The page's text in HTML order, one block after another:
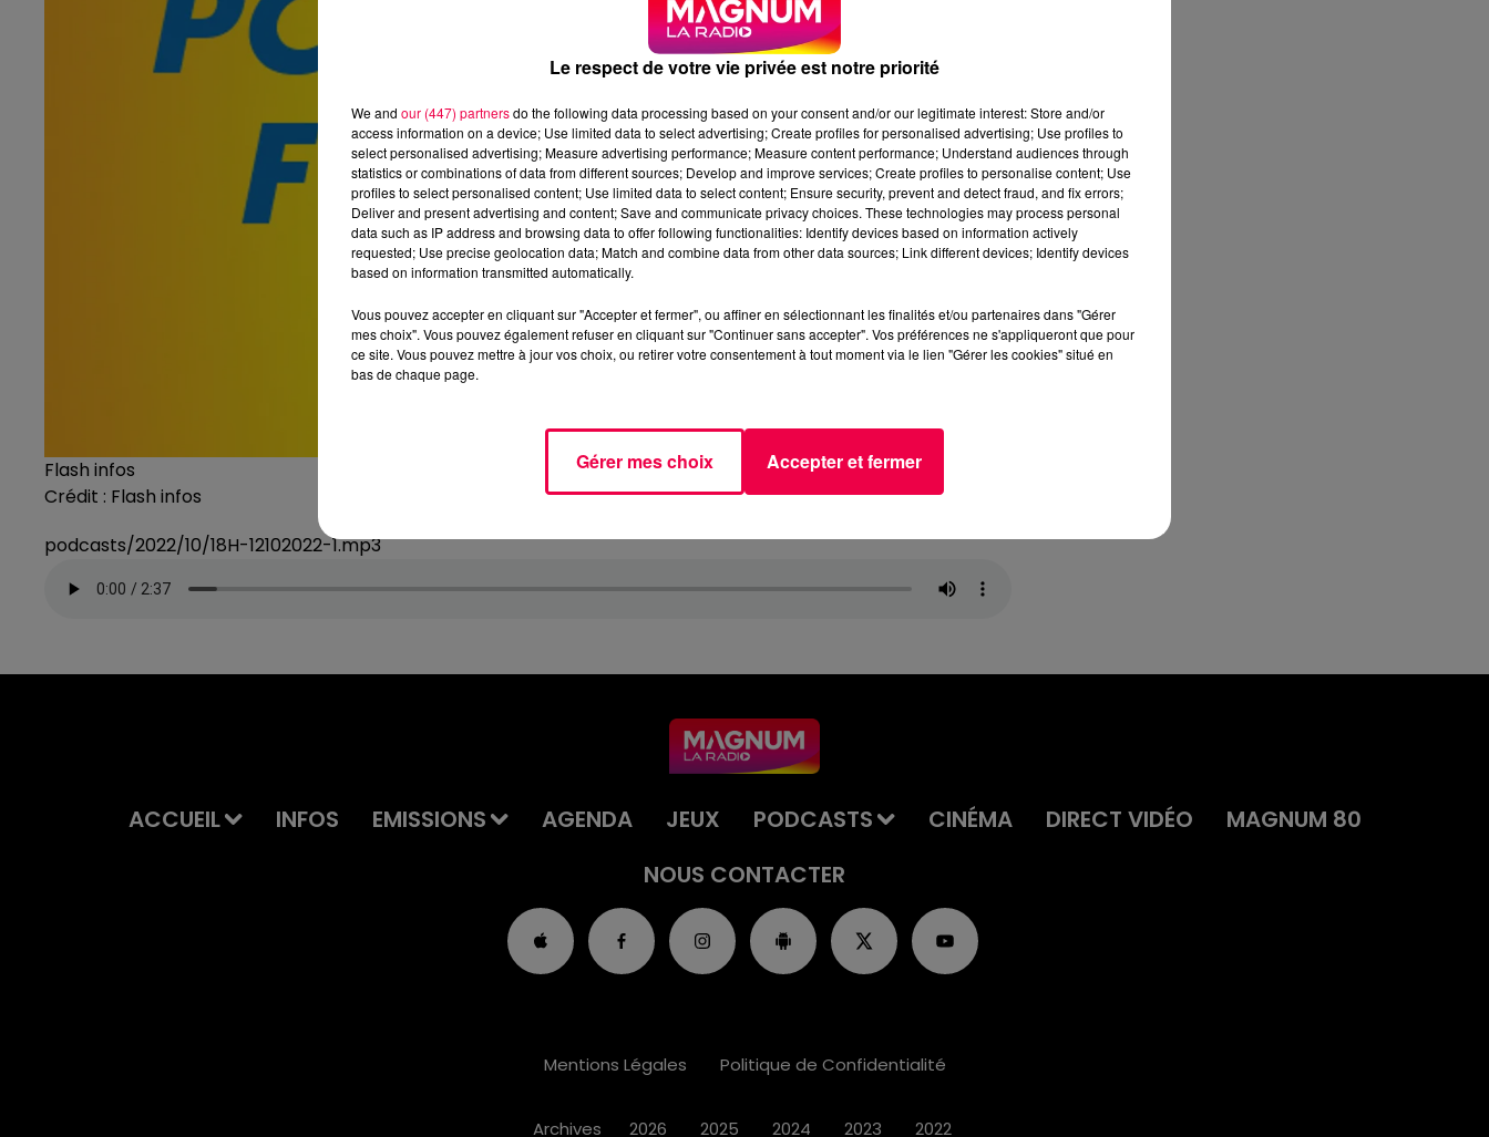
Flash infos
Crédit : Flash infos
podcasts/2022/10/18H-12102022-1.mp3
ACCUEIL INFOS EMISSIONS AGENDA JEUX PODCASTS CINÉMA DIRECT VIDÉO
MAGNUM 80
NOUS CONTACTER
Mentions Légales Politique de Confidentialité
Archives 2026 2025 2024 2023 2022
Le respect de votre vie privée est notre priorité
We and our (447) partnersdo the following data processing based on your consent and/or our legitimate interest: Store and/or
access information on a device; Use limited data to select advertising; Create profiles for personalised advertising; Use profiles to
select personalised advertising; Measure advertising performance; Measure content performance; Understand audiences through
statistics or combinations of data from different sources; Develop and improve services; Create profiles to personalise content; Use
profiles to select personalised content; Use limited data to select content; Ensure security, prevent and detect fraud, and fix errors;
Deliver and present advertising and content; Save and communicate privacy choices. These technologies may process personal
data such as IP address and browsing data to offer following functionalities: Identify devices based on information actively
requested; Use precise geolocation data; Match and combine data from other data sources; Link different devices; Identify devices
based on information transmitted automatically.
Vous pouvez accepter en cliquant sur "Accepter et fermer", ou affiner en sélectionnant les finalités et/ou partenaires dans "Gérer
mes choix". Vous pouvez également refuser en cliquant sur "Continuer sans accepter". Vos préférences ne s'appliqueront que pour
ce site. Vous pouvez mettre à jour vos choix, ou retirer votre consentement à tout moment via le lien "Gérer les cookies" situé en
bas de chaque page.
Gérer mes choix Accepter et fermer